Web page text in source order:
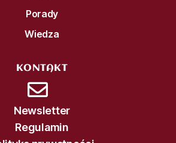
Porady
Wiedza
KONTAKT
Newsletter
Regulamin